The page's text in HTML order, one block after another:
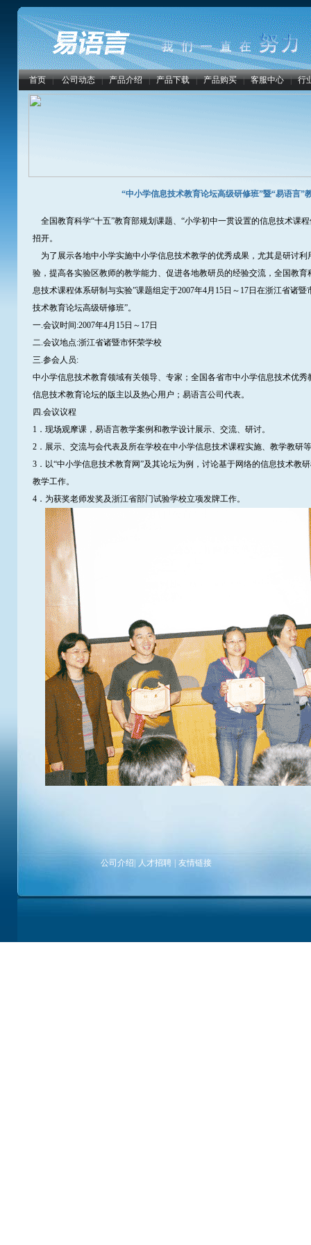
首页 | 公司动态 | 产品介绍 | 产品下载 | 产品购买 | 客服中心 | 行
“中小学信息技术教育论坛高级研修班”暨“易语言”
全国教育科学“十五”教育部规划课题、“小学初中一贯设置的信息技术课
招开。
为了展示各地中小学实施中小学信息技术教学的优秀成果，尤其是研讨
验，提高各实验区教师的教学能力、促进各地教研员的经验交流，全国教
息技术课程体系研制与实验”课题组定于2007年4月15日～17日在浙江省诸
技术教育论坛高级研修班”。
一.会议时间:2007年4月15日～17日
二.会议地点:浙江省诸暨市怀荣学校
三.参会人员:
中小学信息技术教育领域有关领导、专家；全国各省市中小学信息技术优
信息技术教育论坛的版主以及热心用户；易语言公司代表。
四.会议议程
1．现场观摩课，易语言教学案例和教学设计展示、交流、研讨。
2．展示、交流与会代表及所在学校在中小学信息技术课程实施、教学教研
3．以“中小学信息技术教育网”及其论坛为例，讨论基于网络的信息技术教
教学工作。
4．为获奖老师发奖及浙江省部门试验学校立项发牌工作。
公司介绍 人才招聘 友情链接